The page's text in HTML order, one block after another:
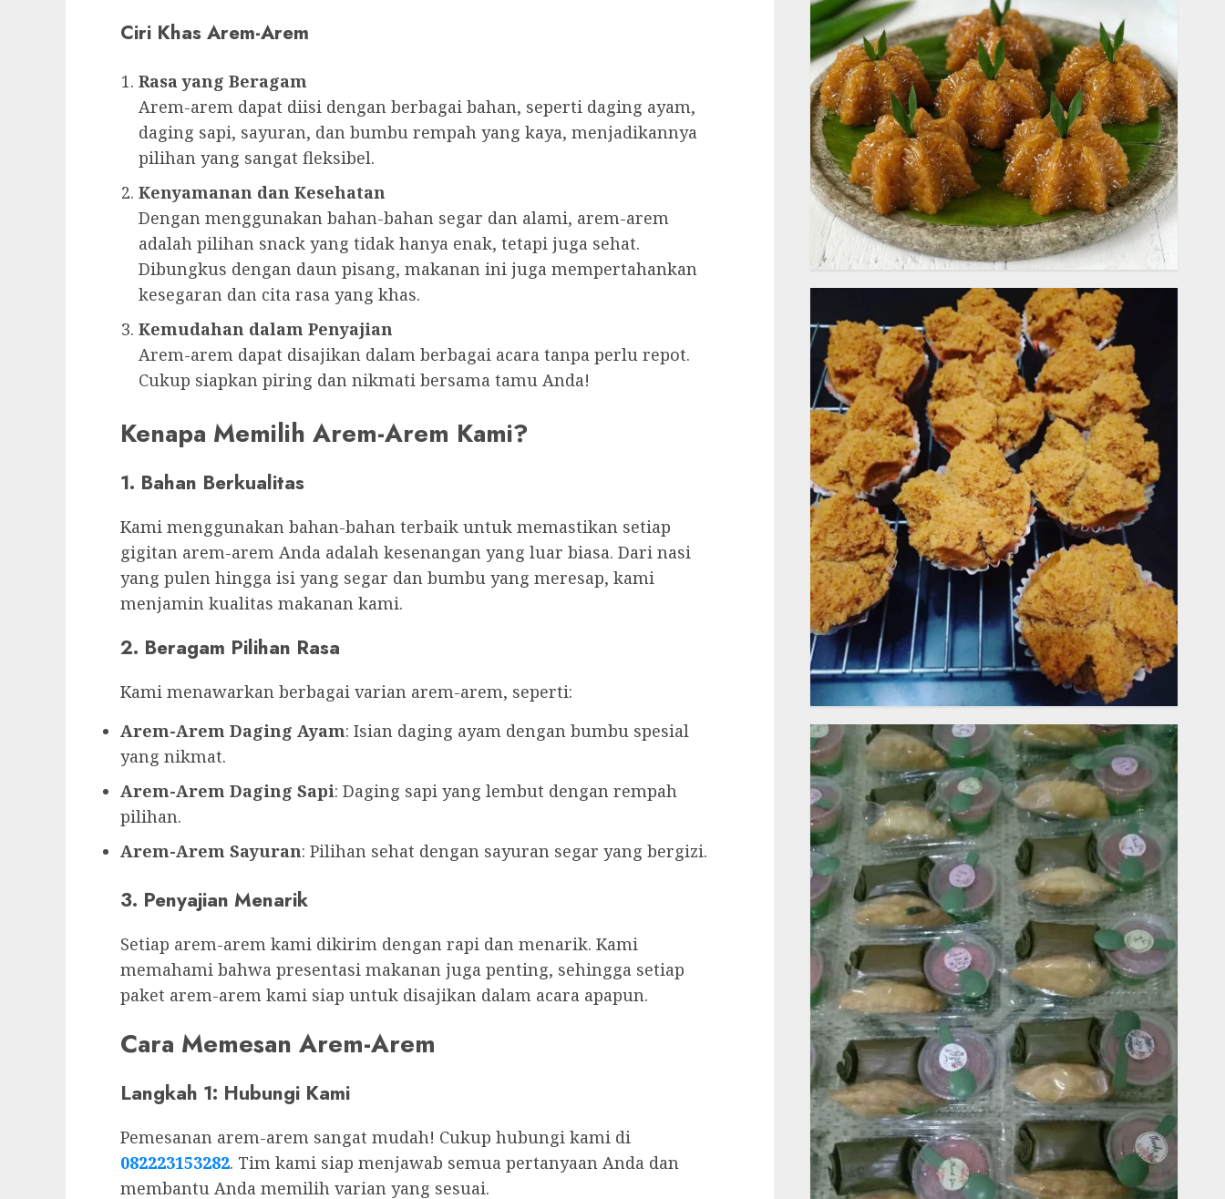
Ciri Khas Arem-Arem
Rasa yang Beragam
Arem-arem dapat diisi dengan berbagai bahan, seperti daging ayam,
daging sapi, sayuran, dan bumbu rempah yang kaya, menjadikannya
pilihan yang sangat fleksibel.
Kenyamanan dan Kesehatan
Dengan menggunakan bahan-bahan segar dan alami, arem-arem
adalah pilihan snack yang tidak hanya enak, tetapi juga sehat.
Dibungkus dengan daun pisang, makanan ini juga mempertahankan
kesegaran dan cita rasa yang khas.
Kemudahan dalam Penyajian
Arem-arem dapat disajikan dalam berbagai acara tanpa perlu repot.
Cukup siapkan piring dan nikmati bersama tamu Anda!
Kenapa Memilih Arem-Arem Kami?
1. Bahan Berkualitas
Kami menggunakan bahan-bahan terbaik untuk memastikan setiap
gigitan arem-arem Anda adalah kesenangan yang luar biasa. Dari nasi
yang pulen hingga isi yang segar dan bumbu yang meresap, kami
menjamin kualitas makanan kami.
2. Beragam Pilihan Rasa
Kami menawarkan berbagai varian arem-arem, seperti:
Arem-Arem Daging Ayam: Isian daging ayam dengan bumbu spesial
yang nikmat.
Arem-Arem Daging Sapi: Daging sapi yang lembut dengan rempah
pilihan.
Arem-Arem Sayuran: Pilihan sehat dengan sayuran segar yang bergizi.
3. Penyajian Menarik
Setiap arem-arem kami dikirim dengan rapi dan menarik. Kami
memahami bahwa presentasi makanan juga penting, sehingga setiap
paket arem-arem kami siap untuk disajikan dalam acara apapun.
Cara Memesan Arem-Arem
Langkah 1: Hubungi Kami
Pemesanan arem-arem sangat mudah! Cukup hubungi kami di
082223153282. Tim kami siap menjawab semua pertanyaan Anda dan
membantu Anda memilih varian yang sesuai.